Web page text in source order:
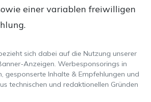
einer variablen freiwilligen
sich dabei auf die Nutzung unserer
Anzeigen. Werbesponsorings in
gesponserte Inhalte & Empfehlungen und
technischen und redaktionellen Gründen